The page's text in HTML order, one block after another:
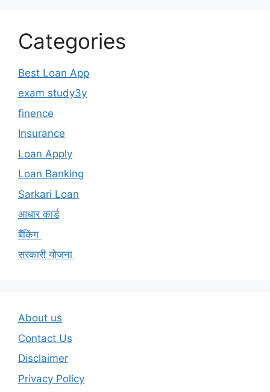
Categories
Best Loan App
exam study3y
finence
Insurance
Loan Apply
Loan Banking
Sarkari Loan
आधार कार्ड
बैंकिंग
सरकारी योजना
About us
Contact Us
Disclaimer
Privacy Policy